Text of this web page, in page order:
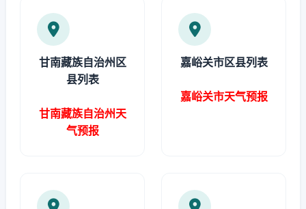
甘南藏族自治州区
县列表
甘南藏族自治州天
气预报
嘉峪关市区县列表
嘉峪关市天气预报